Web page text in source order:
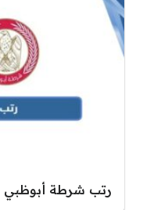
رتب شرطة أبوظبي 2026